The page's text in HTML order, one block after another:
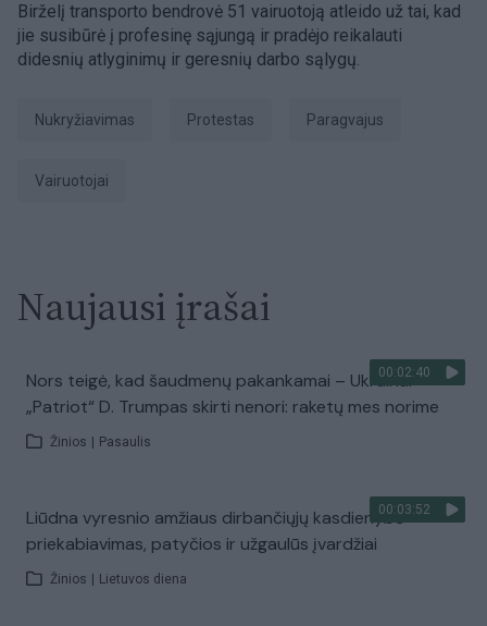
Birželį transporto bendrovė 51 vairuotoją atleido už tai, kad
jie susibūrė į profesinę sąjungą ir pradėjo reikalauti
didesnių atlyginimų ir geresnių darbo sąlygų.
nukryžiavimas Protestas Paragvajus
vairuotojai
Naujausi įrašai
00:02:40
Nors teigė, kad šaudmenų pakankamai – Ukrainai
„Patriot“ D. Trumpas skirti nenori: raketų mes norime
Žinios Pasaulis
00:03:52
Liūdna vyresnio amžiaus dirbančiųjų kasdienybė –
priekabiavimas, patyčios ir užgaulūs įvardžiai
Žinios Lietuvos diena